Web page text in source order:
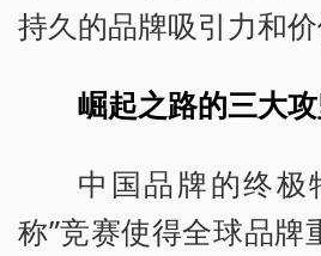
持久的品牌吸引力和价
崛起之路的三大
中国品牌的终极
称”竞赛使得全球品牌